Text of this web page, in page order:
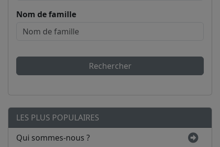
Nom de famille
Rechercher
LES PLUS POPULAIRES
Qui sommes-nous ?